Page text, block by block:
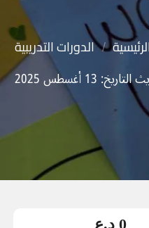
/ الدورات التدريبية
13 أغسطس 2025
0 د.ع